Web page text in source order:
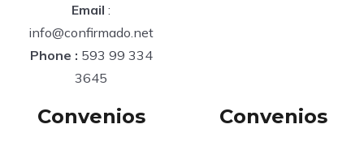
Email :
info@confirmado.net
Phone : 593 99 334
3645
Convenios Convenios